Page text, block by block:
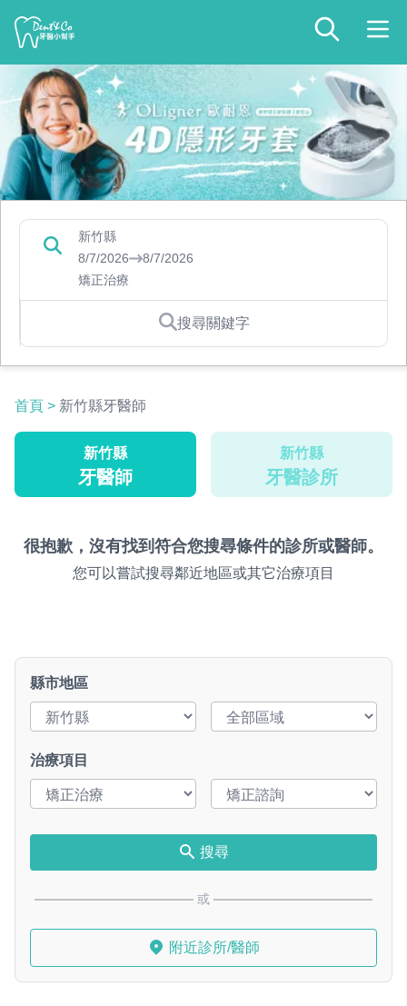
新竹縣
8/7/2026
8/7/2026
矯正治療
搜尋關鍵字
首頁 > 新竹縣牙醫師
新竹縣
牙醫師
新竹縣
牙醫診所
很抱歉，沒有找到符合您搜尋條件的診所或醫師。
您可以嘗試搜尋鄰近地區或其它治療項目
縣市地區
治療項目
搜尋
或
附近診所/醫師